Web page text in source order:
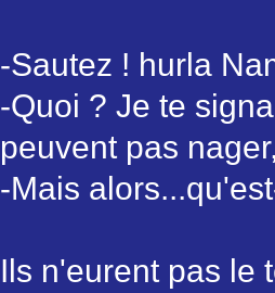
-Sautez ! hurla
-Quoi ? Je te
peuvent pas
-Mais
Ils n'eurent pas le